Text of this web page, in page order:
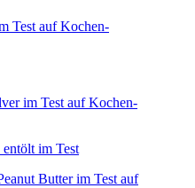
im Test